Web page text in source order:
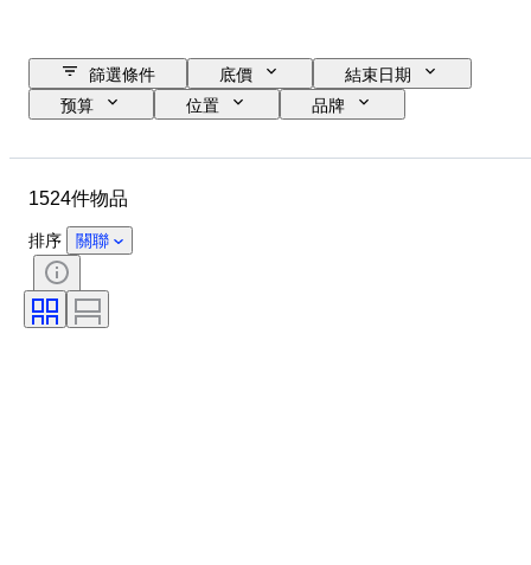
篩選條件 底價
結束日期
预算
位置
品牌
時期
錶帶材質
1524件物品
排序 關聯